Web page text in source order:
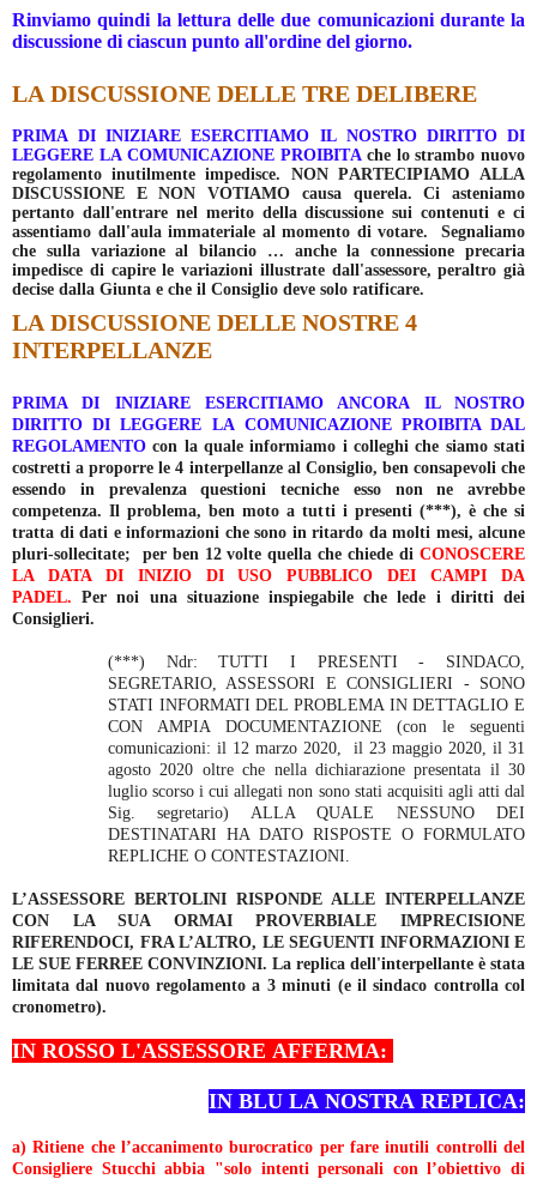
Rinviamo quindi la lettura delle due comunicazioni durante la
discussione di ciascun punto all'ordine del giorno.
LA DISCUSSIONE DELLE TRE DELIBERE
PRIMA DI INIZIARE ESERCITIAMO IL NOSTRO DIRITTO DI
LEGGERE LA COMUNICAZIONE PROIBITA che lo strambo nuovo
regolamento inutilmente impedisce. NON PARTECIPIAMO ALLA
DISCUSSIONE E NON VOTIAMO causa querela.Ci asteniamo
pertanto dall'entrare nel merito della discussione sui contenuti e ci
assentiamo dall'aula immateriale al momento di votare. Segnaliamo
che sulla variazione al bilancio … anche la connessione precaria
impedisce di capire le variazioni illustrate dall'assessore, peraltro già
decise dalla Giunta e che il Consiglio deve solo ratificare.
LA DISCUSSIONE DELLE NOSTRE 4
INTERPELLANZE
PRIMA DI INIZIARE ESERCITIAMO ANCORA IL NOSTRO
DIRITTO DI LEGGERE LA COMUNICAZIONE PROIBITA DAL
REGOLAMENTO con la quale informiamo i colleghi che siamo stati
costretti a proporre le 4 interpellanze al Consiglio, ben consapevoli che
essendo in prevalenza questioni tecniche esso non ne avrebbe
competenza. Il problema, ben moto a tutti i presenti (***), è che si
tratta di dati e informazioni che sono in ritardo da molti mesi, alcune
pluri-sollecitate; per ben 12 volte quella che chiede di CONOSCERE
LA DATA DI INIZIO DI USO PUBBLICO DEI CAMPI DA
PADEL.Per noi una situazione inspiegabile che lede i diritti dei
Consiglieri.
(***) Ndr: TUTTI I PRESENTI - SINDACO,
SEGRETARIO, ASSESSORI E CONSIGLIERI - SONO
STATI INFORMATI DEL PROBLEMA IN DETTAGLIO E
CON AMPIA DOCUMENTAZIONE(con le seguenti
comunicazioni: il 12 marzo 2020, il 23 maggio 2020, il 31
agosto 2020 oltre che nella dichiarazione presentata il 30
luglio scorso i cui allegati non sono stati acquisiti agli atti dal
Sig. segretario) ALLA QUALE NESSUNO DEI
DESTINATARI HA DATO RISPOSTE O FORMULATO
REPLICHE O CONTESTAZIONI.
L’ASSESSORE BERTOLINI RISPONDE ALLE INTERPELLANZE
CON LA SUA ORMAI PROVERBIALE IMPRECISIONE
RIFERENDOCI, FRA L’ALTRO, LE SEGUENTI INFORMAZIONI E
LE SUE FERREE CONVINZIONI. La replica dell'interpellante è stata
limitata dal nuovo regolamento a 3 minuti (e il sindaco controlla col
cronometro).
IN ROSSO L'ASSESSORE AFFERMA:
IN BLU LA NOSTRA REPLICA:
a)Ritiene che l’accanimento burocratico per fare inutili controlli del
Consigliere Stucchi abbia "solo intenti personali con l’obiettivo di